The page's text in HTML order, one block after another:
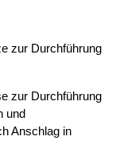
zur Durchführung
zur Durchführung
und
Anschlag in